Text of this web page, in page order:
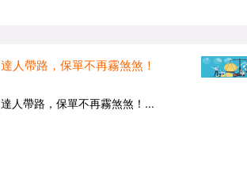
達人帶路，保單不再霧煞煞！
達人帶路，保單不再霧煞煞！...